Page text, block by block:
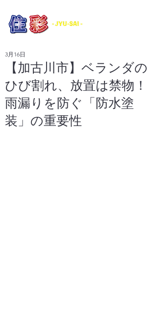
【加古川市】ベランダの
ひび割れ、放置は禁物！
雨漏りを防ぐ「防水塗
装」の重要性
3月16日